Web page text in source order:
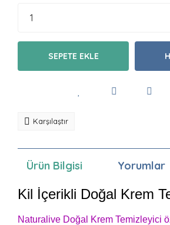
SEPETE EKLE
Karşılaştır
Ürün Bilgisi Yorumlar
Kil İçerikli Doğal Krem
Naturalive Doğal Krem Temizleyici